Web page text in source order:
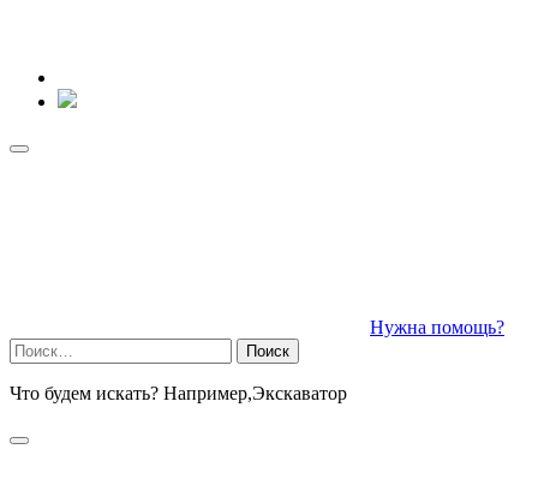
Нужна помощь?
Найти:
Что будем искать? Например,Экскаватор